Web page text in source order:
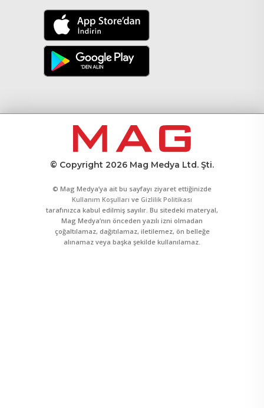
© Copyright 2026 Mag Medya Ltd. Şti.
© Mag Medya’ya ait bu sayfayı ziyaret ettiğinizde
Kullanım Koşulları ve Gizlilik Politikası
tarafınızca kabul edilmiş sayılır. Bu sitedeki materyal,
Mag Medya’nın önceden yazılı izni olmadan
çoğaltılamaz, dağıtılamaz, iletilemez, ön belleğe
alınamaz veya başka şekilde kullanılamaz.